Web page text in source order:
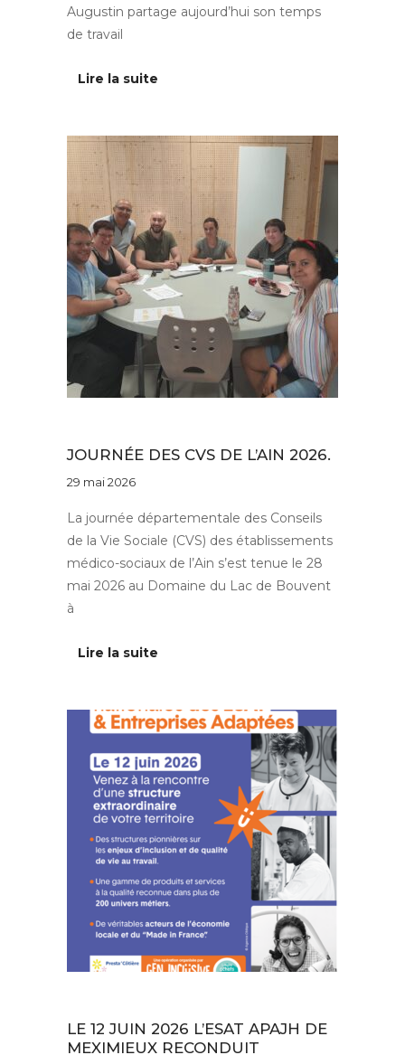
Augustin partage aujourd’hui son temps
de travail
Lire la suite
JOURNÉE DES CVS DE L’AIN 2026.
29 mai 2026
La journée départementale des Conseils
de la Vie Sociale (CVS) des établissements
médico-sociaux de l’Ain s’est tenue le 28
mai 2026 au Domaine du Lac de Bouvent
à
Lire la suite
LE 12 JUIN 2026 L’ESAT APAJH DE
MEXIMIEUX RECONDUIT